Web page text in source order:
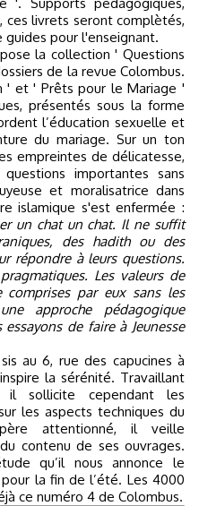
livrets seront complètés,
pour l'enseignant.
la collection ' Questions
de la revue Colombus.
' et ' Prêts pour le Mariage '
présentés sous la forme
l’éducation sexuelle et
du mariage. Sur un ton
empreintes de délicatesse,
importantes sans
et moralisatrice dans
islamique s'est enfermée :
un chat un chat. Il ne suffit
des hadith ou des
répondre à leurs questions.
Les valeurs de
comprises par eux sans les
approche pédagogique
de faire à Jeunesse
au 6, rue des capucines à
la sérénité. Travaillant
il sollicite cependant les
les aspects techniques du
attentionné, il veille
contenu de ses ouvrages.
qu’il nous annonce le
la fin de l’été. Les 4000
ce numéro 4 de Colombus.